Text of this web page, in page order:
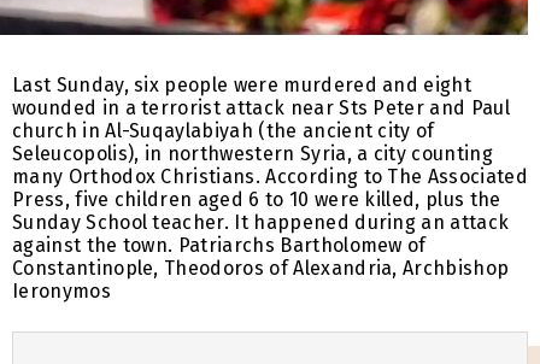
Last Sunday, six people were murdered and eight
wounded in a terrorist attack near Sts Peter and Paul
church in Al-Suqaylabiyah (the ancient city of
Seleucopolis), in northwestern Syria, a city counting
many Orthodox Christians. According to The Associated
Press, five children aged 6 to 10 were killed, plus the
Sunday School teacher. It happened during an attack
against the town. Patriarchs Bartholomew of
Constantinople, Theodoros of Alexandria, Archbishop
Ieronymos